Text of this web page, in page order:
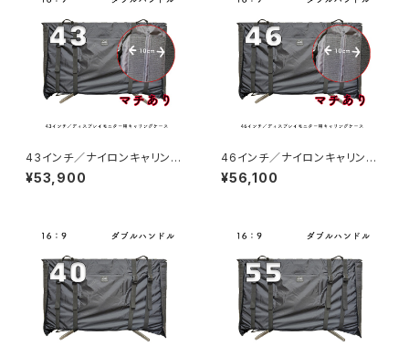
43インチ／ナイロンキャリング
ケース（マチあり）
¥53,900
46インチ／ナイロンキャリング
ケース（マチあり）
¥56,100